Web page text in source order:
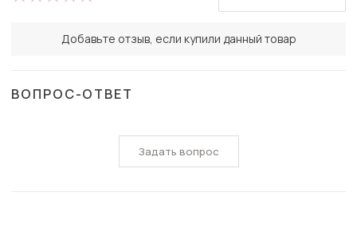
Добавьте отзыв, если купили данный товар
ВОПРОС-ОТВЕТ
Задать вопрос